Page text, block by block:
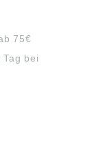
75€
bei